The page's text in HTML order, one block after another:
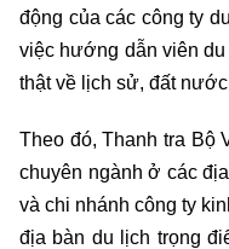
động của các công ty
việc hướng dẫn viên
thật về lịch sử, đất
Theo đó, Thanh tra Bộ
chuyên ngành ở các
và chi nhánh công ty
địa bàn du lịch trọng